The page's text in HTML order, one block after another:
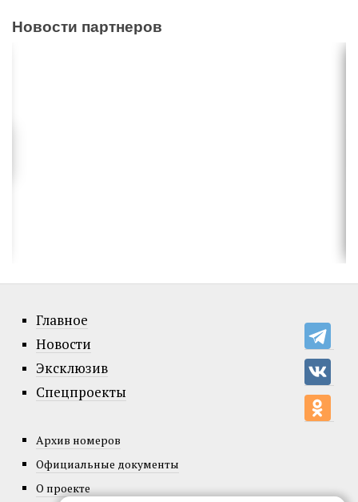
Новости партнеров
Главное
Новости
Эксклюзив
Спецпроекты
Архив номеров
Официальные документы
О проекте